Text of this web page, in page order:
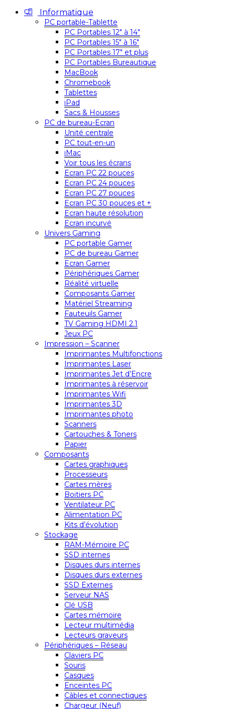
Informatique
PC portable-Tablette
PC Portables 12″ à 14″
PC Portables 15″ à 16″
PC Portables 17″ et plus
PC Portables Bureautique
MacBook
Chromebook
Tablettes
iPad
Sacs & Housses
PC de bureau-Ecran
Unité centrale
PC tout-en-un
iMac
Voir tous les écrans
Ecran PC 22 pouces
Ecran PC 24 pouces
Ecran PC 27 pouces
Ecran PC 30 pouces et +
Ecran haute résolution
Ecran incurvé
Univers Gaming
PC portable Gamer
PC de bureau Gamer
Ecran Gamer
Périphériques Gamer
Réalité virtuelle
Composants Gamer
Matériel Streaming
Fauteuils Gamer
TV Gaming HDMI 2.1
Jeux PC
Impression – Scanner
Imprimantes Multifonctions
Imprimantes Laser
Imprimantes Jet d’Encre
Imprimantes à réservoir
Imprimantes Wifi
Imprimantes 3D
Imprimantes photo
Scanners
Cartouches & Toners
Papier
Composants
Cartes graphiques
Processeurs
Cartes mères
Boitiers PC
Ventilateur PC
Alimentation PC
Kits d’évolution
Stockage
RAM-Mémoire PC
SSD internes
Disques durs internes
Disques durs externes
SSD Externes
Serveur NAS
Clé USB
Cartes mémoire
Lecteur multimédia
Lecteurs graveurs
Périphériques – Réseau
Claviers PC
Souris
Casques
Enceintes PC
Câbles et connectiques
Chargeur (Neuf)